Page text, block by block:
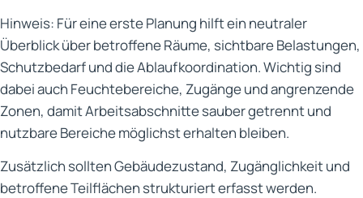
Hinweis: Für eine erste Planung hilft ein neutraler
Überblick über betroffene Räume, sichtbare Belastungen,
Schutzbedarf und die Ablaufkoordination. Wichtig sind
dabei auch Feuchtebereiche, Zugänge und angrenzende
Zonen, damit Arbeitsabschnitte sauber getrennt und
nutzbare Bereiche möglichst erhalten bleiben.
Zusätzlich sollten Gebäudezustand, Zugänglichkeit und
betroffene Teilflächen strukturiert erfasst werden.